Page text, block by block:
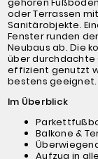
oder Terrassen
Sanitärobjekte.
Fenster runden
Neubaus ab. Die
über durchdachte
effizient genutzt
bestens geeignet.
Im Überblick
Balkone &
Aufzug in